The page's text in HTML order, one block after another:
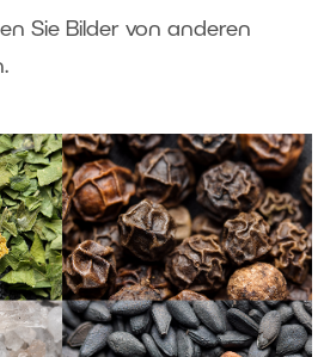
Sie Bilder von anderen